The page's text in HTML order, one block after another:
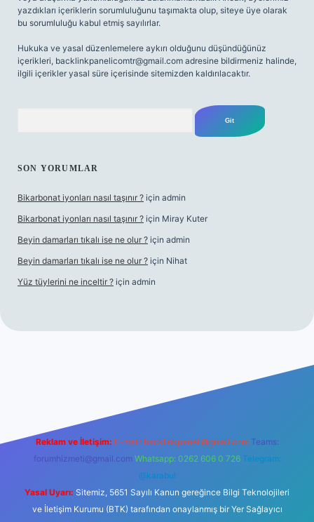
yazdıkları içeriklerin sorumluluğunu taşımakta olup, siteye üye olarak
bu sorumluluğu kabul etmiş sayılırlar.
Hukuka ve yasal düzenlemelere aykırı olduğunu düşündüğünüz
içerikleri, backlinkpanelicomtr@gmail.com adresine bildirmeniz halinde,
ilgili içerikler yasal süre içerisinde sitemizden kaldırılacaktır.
SON YORUMLAR
Bikarbonat iyonları nasıl taşınır ? için admin
Bikarbonat iyonları nasıl taşınır ? için Miray Kuter
Beyin damarları tıkalı ise ne olur ? için admin
Beyin damarları tıkalı ise ne olur ? için Nihat
Yüz tüylerini ne inceltir ? için admin
Reklam ve İletişim: E-mail: backlinkpaneli@gmail.com Teams:
forumhizmeti@gmail.com Whatsapp: 0262 606 0 726 Telegram:
@karabul
Yasal Uyarı: Sitemiz, 5651 Sayılı Kanun gereğince Bilgi Teknolojileri
ve İletişim Kurumu (BTK) tarafından onaylanmış bir Yer Sağlayıcı